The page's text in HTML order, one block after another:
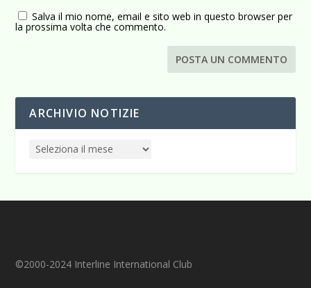
Salva il mio nome, email e sito web in questo browser per
la prossima volta che commento.
ARCHIVIO NOTIZIE
©2000-2024 Interline International Club